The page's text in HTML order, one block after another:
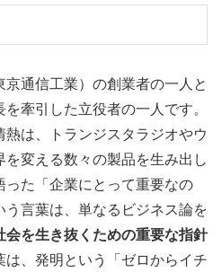
通信工業）の創業者の一人と
牽引した立役者の一人です。
は、トランジスタラジオやウ
を変える数々の製品を生み出し
った「企業にとって重要なの
言葉は、単なるビジネス論を
会を生き抜くための重要な指針
は、発明という「ゼロからイチ